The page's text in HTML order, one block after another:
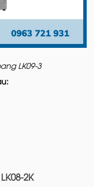
LK09-3
2K